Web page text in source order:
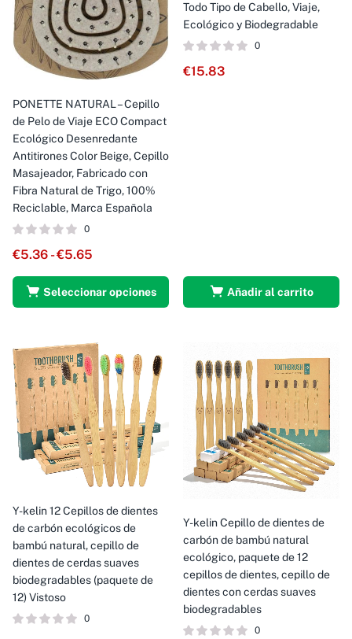
PONETTE NATURAL – Cepillo
de Pelo de Viaje ECO Compact
Ecológico Desenredante
Antitirones Color Beige, Cepillo
Masajeador, Fabricado con
Fibra Natural de Trigo, 100%
Reciclable, Marca Española
0
€5.36 - €5.65
Seleccionar opciones
Todo Tipo de Cabello, Viaje,
Ecológico y Biodegradable
0
€15.83
Añadir al carrito
Y-kelin 12 Cepillos de dientes
de carbón ecológicos de
bambú natural, cepillo de
dientes de cerdas suaves
biodegradables (paquete de
12) Vistoso
0
Y-kelin Cepillo de dientes de
carbón de bambú natural
ecológico, paquete de 12
cepillos de dientes, cepillo de
dientes con cerdas suaves
biodegradables
0